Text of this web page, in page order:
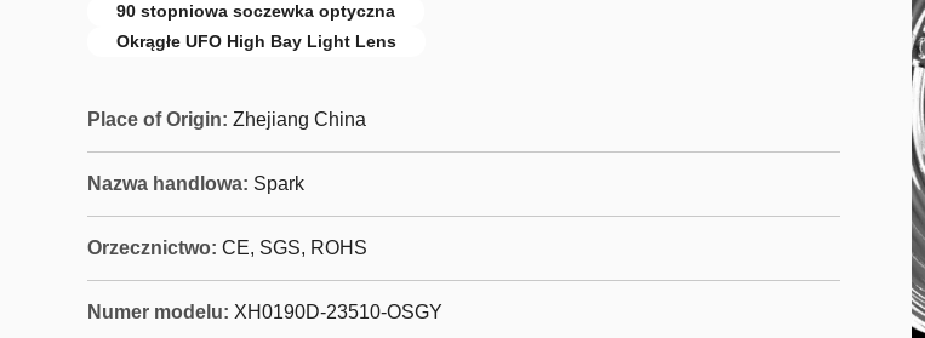
90 stopniowa soczewka optyczna
Okrągłe UFO High Bay Light Lens
Place of Origin: Zhejiang China
Nazwa handlowa: Spark
Orzecznictwo: CE, SGS, ROHS
Numer modelu: XH0190D-23510-OSGY